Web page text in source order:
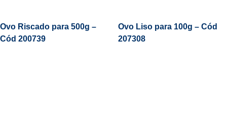
Ovo Riscado para 500g –
Cód 200739
Ovo Liso para 100g – Cód
207308